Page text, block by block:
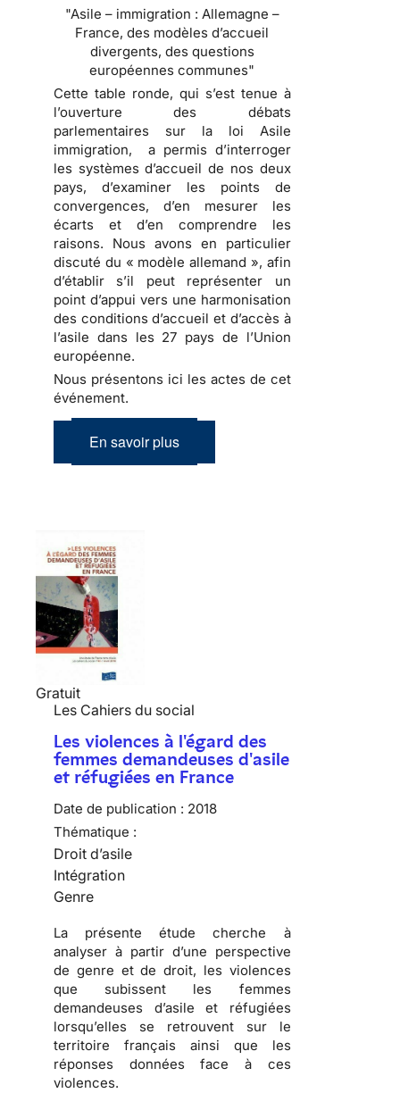
"Asile – immigration : Allemagne –
France, des modèles d’accueil
divergents, des questions
européennes communes"
Cette table ronde, qui s’est tenue à
l’ouverture des débats
parlementaires sur la loi Asile
immigration, a permis d’interroger
les systèmes d’accueil de nos deux
pays, d’examiner les points de
convergences, d’en mesurer les
écarts et d’en comprendre les
raisons. Nous avons en particulier
discuté du « modèle allemand », afin
d’établir s’il peut représenter un
point d’appui vers une harmonisation
des conditions d’accueil et d’accès à
l’asile dans les 27 pays de l’Union
européenne.
Nous présentons ici les actes de cet
événement.
En savoir plus
Gratuit
Les Cahiers du social
Les violences à l'égard des
femmes demandeuses d'asile
et réfugiées en France
Date de publication : 2018
Thématique :
Droit d’asile
Intégration
Genre
La présente étude cherche à
analyser à partir d’une perspective
de genre et de droit, les violences
que subissent les femmes
demandeuses d’asile et réfugiées
lorsqu’elles se retrouvent sur le
territoire français ainsi que les
réponses données face à ces
violences.